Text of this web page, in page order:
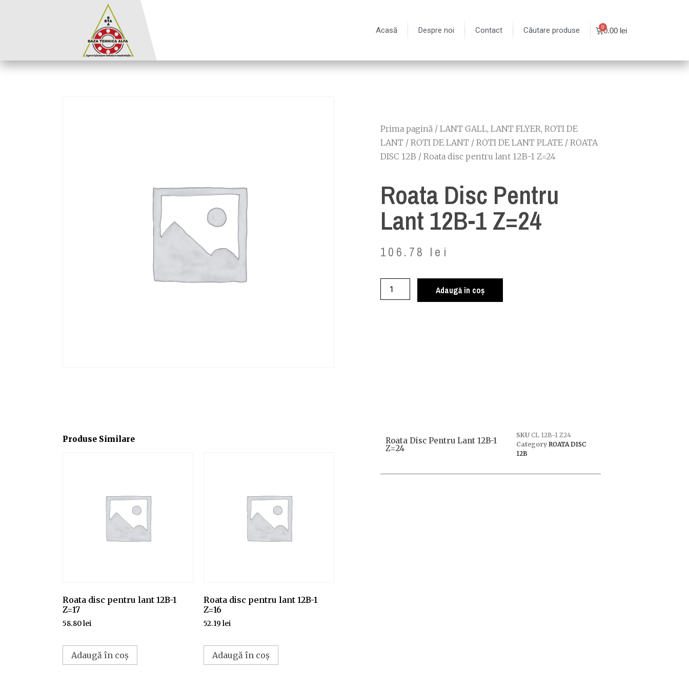
Acasă Despre noi Contact Căutare produse 0.00 lei
Prima pagină / LANT GALL, LANT FLYER, ROTI DE
LANT / ROTI DE LANT / ROTI DE LANT PLATE / ROATA
DISC 12B / Roata disc pentru lant 12B-1 Z=24
Roata Disc Pentru
Lant 12B-1 Z=24
106.78 lei
Adaugă în coș
Produse Similare
Roata disc pentru lant 12B-1
Z=17
58.80lei
Adaugă în coș
Roata disc pentru lant 12B-1
Z=16
52.19 lei
Adaugă în coș
Roata Disc Pentru Lant 12B-1
Z=24
SKU CL 12B-1 Z24
Category ROATA DISC
12B